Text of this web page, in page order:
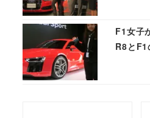
F1女子
R8とF1